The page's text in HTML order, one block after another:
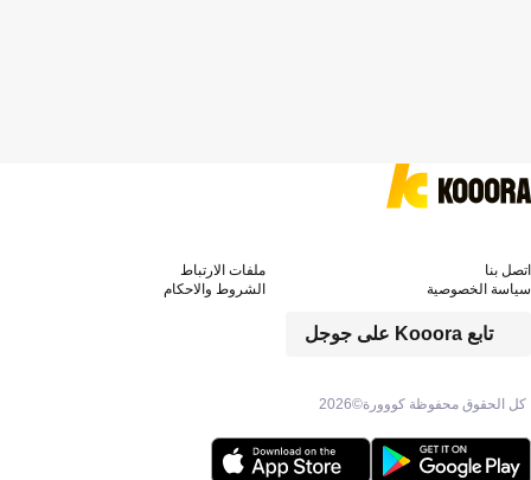
كل الحقوق محفوظة كووورة©2026
تابع Kooora على جوجل
اتصل بنا
ملفات الارتباط
سياسة الخصوصية
الشروط والاحكام